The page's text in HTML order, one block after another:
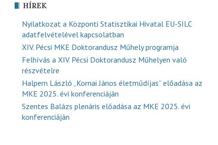
HÍREK
Nyilatkozat a Központi Statisztikai Hivatal EU-SILC
adatfelvételével kapcsolatban
XIV. Pécsi MKE Doktorandusz Műhely programja
Felhívás a XIV. Pécsi Doktorandusz Műhelyen való
részvételre
Halpern László „Kornai János életműdíjas” előadása az
MKE 2025. évi konferenciáján
Szentes Balázs plenáris előadása az MKE 2025. évi
konferenciáján